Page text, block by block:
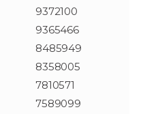
9372100
9365466
8485949
8358005
7810571
7589099